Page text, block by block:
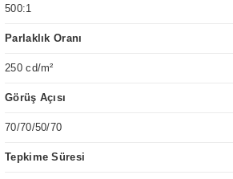
500:1
Parlaklık Oranı
250 cd/m²
Görüş Açısı
70/70/50/70
Tepkime Süresi